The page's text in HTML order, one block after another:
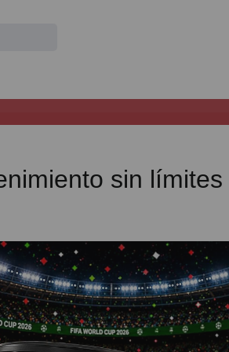
· Join our family of professionals, and
PROFESSIONAL
sin límites